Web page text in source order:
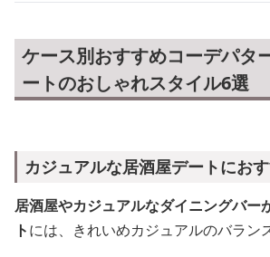
ケース別おすすめコーデパタ
ートのおしゃれスタイル6選
カジュアルな居酒屋デートにお
居酒屋やカジュアルなダイニングバー
トには、きれいめカジュアルのバラン